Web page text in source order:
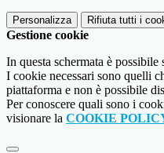
Personalizza Rifiuta tutti i
Gestione cookie
In questa schermata è
I cookie necessari sono quelli
piattaforma e non è possibile
Per conoscere quali sono i
visionare la COOKIE